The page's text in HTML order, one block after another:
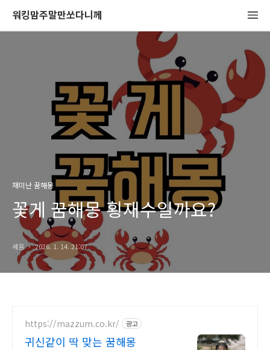
워킹맘주말만쏘다니께
재미난 꿈해몽
꽃게 꿈해몽 횡재수일까요?
세음 2026. 1. 14. 21:07
https://mazzum.co.kr/ 광고
귀신같이 딱 맞는 꿈해몽